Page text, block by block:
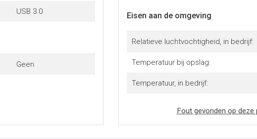
USB 3.0
Geen
Eisen aan de omgeving
Relatieve luchtvochtigheid, in bedrijf:
Temperatuur bij opslag:
Temperatuur, in bedrijf:
Fout gevonden op deze